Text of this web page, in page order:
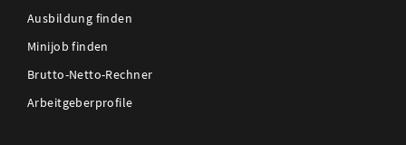
Ausbildung finden
Minijob finden
Brutto-Netto-Rechner
Arbeitgeberprofile